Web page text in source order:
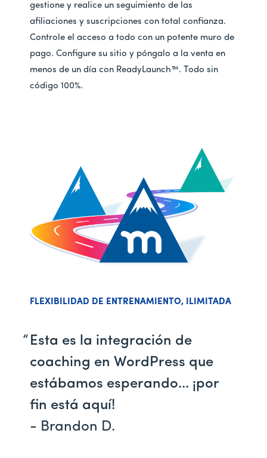
gestione y realice un seguimiento de las
afiliaciones y suscripciones con total confianza.
Controle el acceso a todo con un potente muro de
pago. Configure su sitio y póngalo a la venta en
menos de un día con ReadyLaunch™. Todo sin
código 100%.
FLEXIBILIDAD DE ENTRENAMIENTO, ILIMITADA
Esta es la integración de
coaching en WordPress que
estábamos esperando... ¡por
fin está aquí!
- Brandon D.